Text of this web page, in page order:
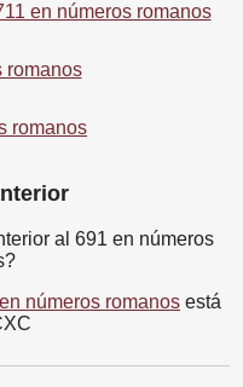
en números romanos
romanos
romanos
al 691 en números
números romanos está